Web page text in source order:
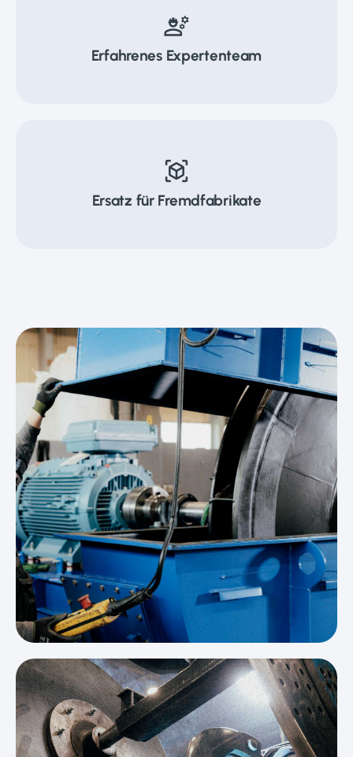
engineering
Erfahrenes Expertenteam
view_in_ar
Ersatz für Fremdfabrikate